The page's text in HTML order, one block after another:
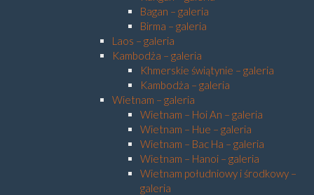
Bagan – galeria
Birma – galeria
Laos – galeria
Kambodża – galeria
Khmerskie świątynie – galeria
Kambodża – galeria
Wietnam – galeria
Wietnam – Hoi An – galeria
Wietnam – Hue – galeria
Wietnam – Bac Ha – galeria
Wietnam – Hanoi – galeria
Wietnam południowy i środkowy –
galeria